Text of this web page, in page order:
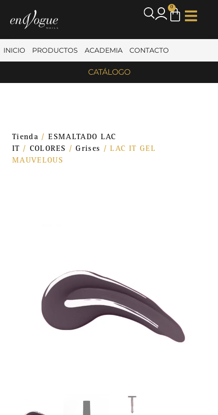
0
INICIO PRODUCTOS ACADEMIA CONTACTO
CATÁLOGO
Tienda /ESMALTADO LAC
IT / COLORES /Grises / LAC IT GEL
MAUVELOUS